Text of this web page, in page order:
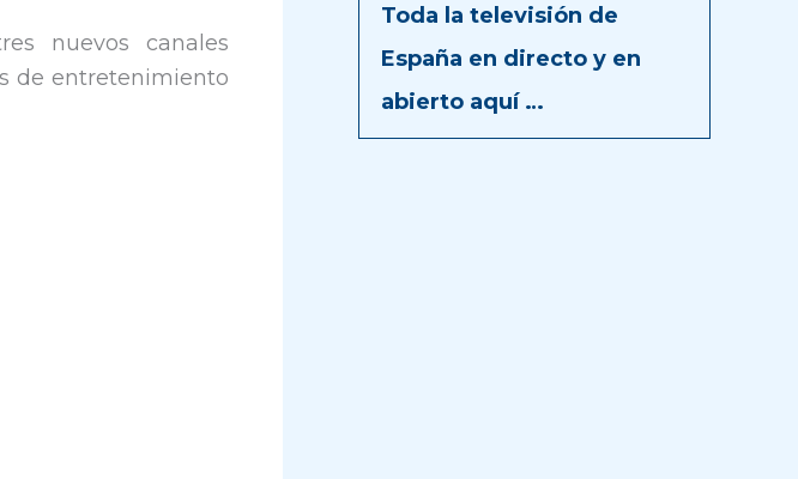
nuevos canales
de entretenimiento
Toda la televisión de
España en directo y en
abierto aquí …